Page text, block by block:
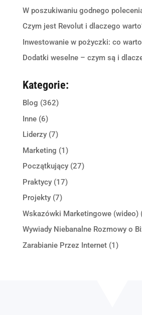
W poszukiwaniu godnego
Czym jest Revolut i dlaczego
Inwestowanie w pożyczki: co
Dodatki weselne – czym są i
Kategorie:
Blog (362)
Inne(6)
Liderzy(7)
Marketing (1)
Początkujący(27)
Praktycy(17)
Projekty(7)
Wskazówki Marketingowe (wideo)
Wywiady Niebanalne Rozmowy o
Zarabianie Przez Internet(1)